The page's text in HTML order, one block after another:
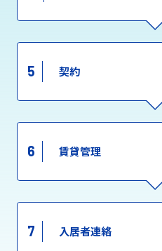
5 契約
6 賃貸管理
7 入居者連絡